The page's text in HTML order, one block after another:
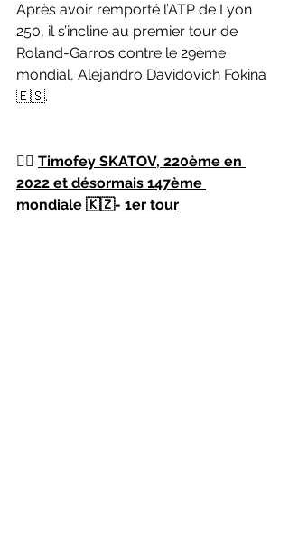
Après avoir remporté l’ATP de Lyon
250, il s’incline au premier tour de
Roland-Garros contre le 29ème
mondial, Alejandro Davidovich Fokina
🇪🇸.
👉🏻 Timofey SKATOV, 220ème en
2022 et désormais 147ème
mondiale 🇰🇿- 1er tour